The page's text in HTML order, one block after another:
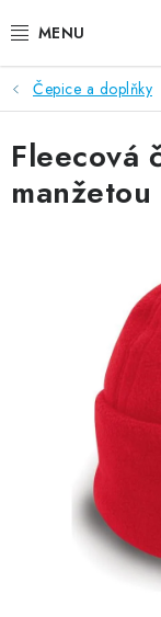
na
REKLAMNÍ TEXTIL
REKLAMNÍ
ČEPICE A
POTISK TEXTILU
KONTAKTY
DIGITÁLNÍ TISK
REFLEXNÍ
Čepice a doplňky
Fleecová
manžetou